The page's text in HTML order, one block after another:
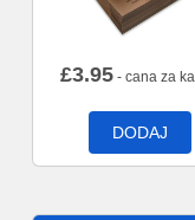
£3.95- cana za
DODAJ